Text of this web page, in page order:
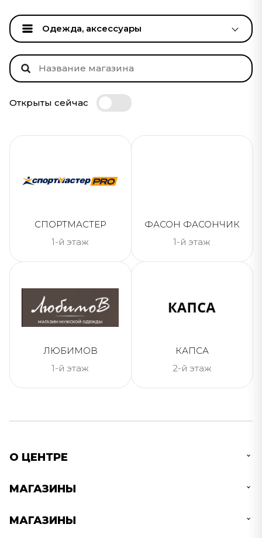
Одежда, аксессуары
Открыты сейчас
СПОРТМАСТЕР
1-й этаж
ФАСОН ФАСОНЧИК
1-й этаж
ЛЮБИМОВ
1-й этаж
КАПСА
2-й этаж
О ЦЕНТРЕ
МАГАЗИНЫ
МАГАЗИНЫ